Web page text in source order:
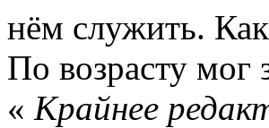
нём служить.
По возрасту мог
« Крайнее